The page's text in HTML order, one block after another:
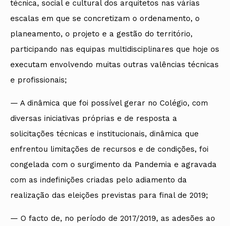
técnica, social e cultural dos arquitetos nas várias
escalas em que se concretizam o ordenamento, o
planeamento, o projeto e a gestão do território,
participando nas equipas multidisciplinares que hoje os
executam envolvendo muitas outras valências técnicas
e profissionais;
— A dinâmica que foi possível gerar no Colégio, com
diversas iniciativas próprias e de resposta a
solicitações técnicas e institucionais, dinâmica que
enfrentou limitações de recursos e de condições, foi
congelada com o surgimento da Pandemia e agravada
com as indefinições criadas pelo adiamento da
realização das eleições previstas para final de 2019;
— O facto de, no período de 2017/2019, as adesões ao